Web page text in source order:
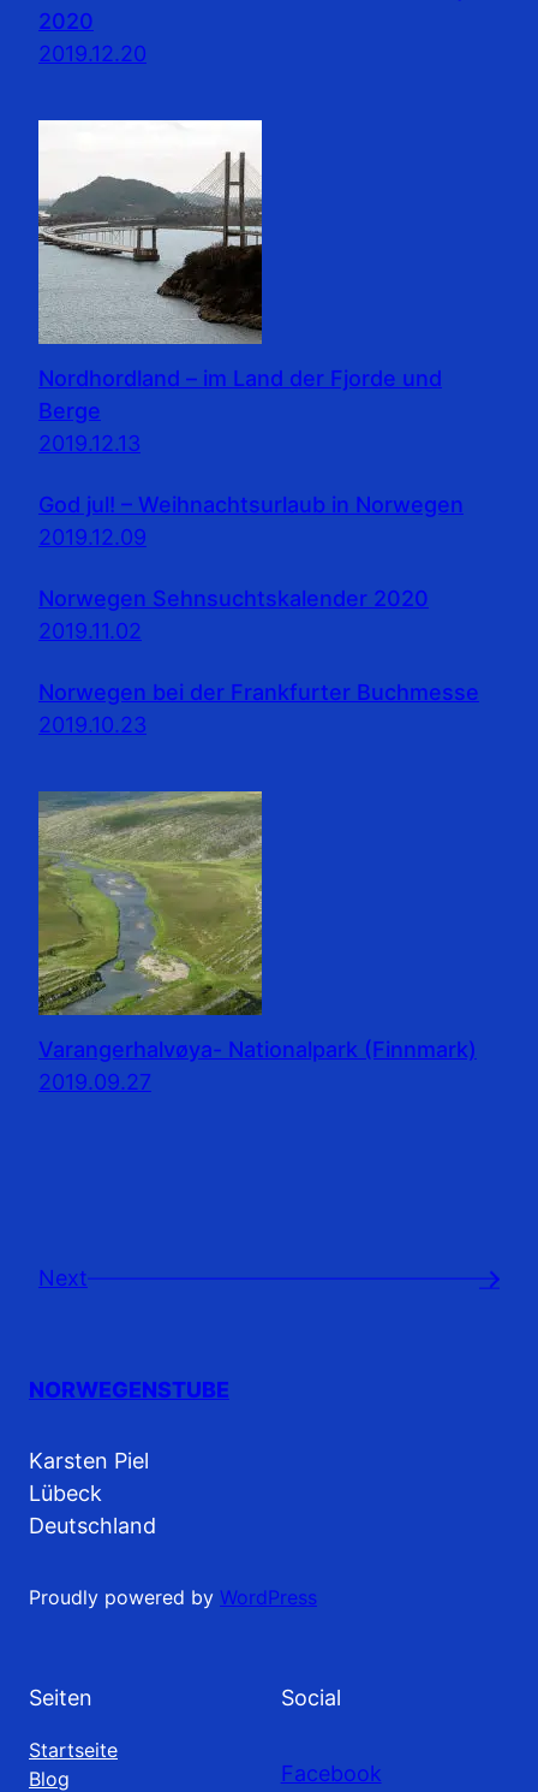
2020
2019.12.20
Nordhordland – im Land der Fjorde und
Berge
2019.12.13
God jul! – Weihnachtsurlaub in Norwegen
2019.12.09
Norwegen Sehnsuchtskalender 2020
2019.11.02
Norwegen bei der Frankfurter Buchmesse
2019.10.23
Varangerhalvøya- Nationalpark (Finnmark)
2019.09.27
Next →
NORWEGENSTUBE
Karsten Piel
Lübeck
Deutschland
Proudly powered by WordPress
Seiten
Startseite
Blog
Social
Facebook